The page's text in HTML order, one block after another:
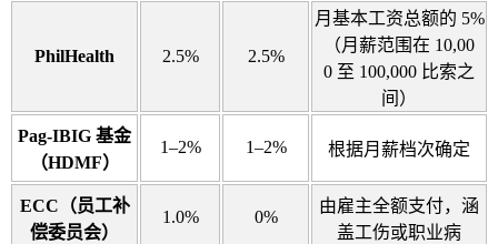
PhilHealth 2.5% 2.5%
月基本工资总额的 5%
（月薪范围在 10,00
0 至 100,000 比索之
间）
Pag-IBIG 基金
（HDMF）
1–2% 1–2% 根据月薪档次确定
ECC（员工补
偿委员会）
1.0% 0%
由雇主全额支付，涵
盖工伤或职业病